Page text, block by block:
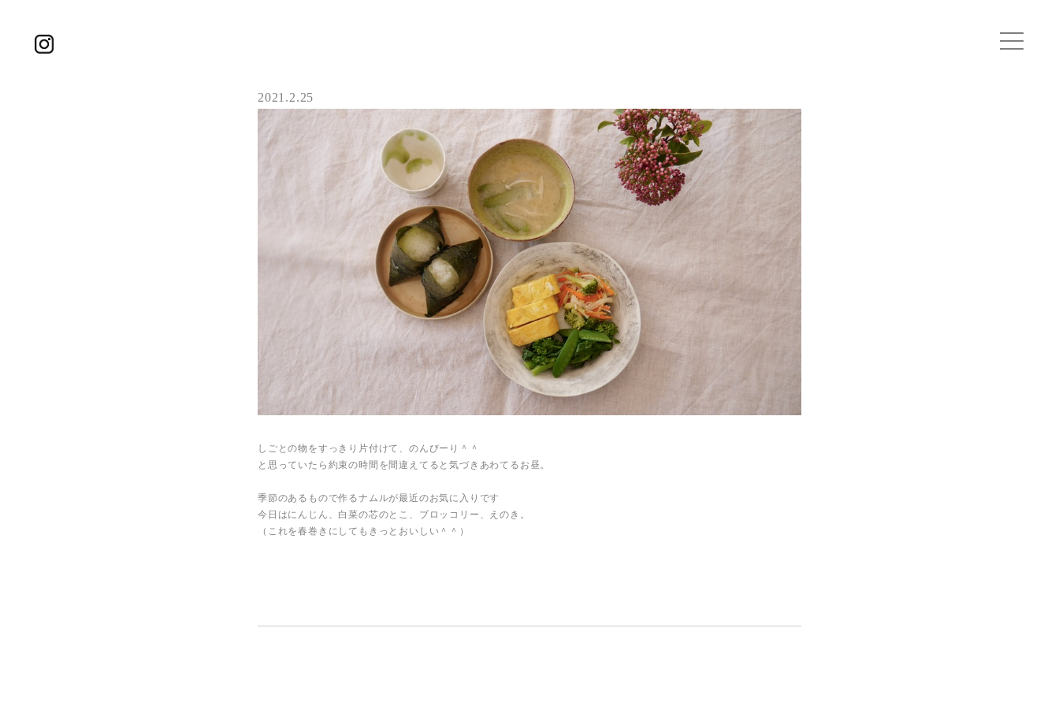
2021.2.25
しごとの物をすっきり片付けて、のんびーり＾＾
と思っていたら約束の時間を間違えてると気づきあわてるお昼。
季節のあるもので作るナムルが最近のお気に入りです
今日はにんじん、白菜の芯のとこ、ブロッコリー、えのき。
（これを春巻きにしてもきっとおいしい＾＾）